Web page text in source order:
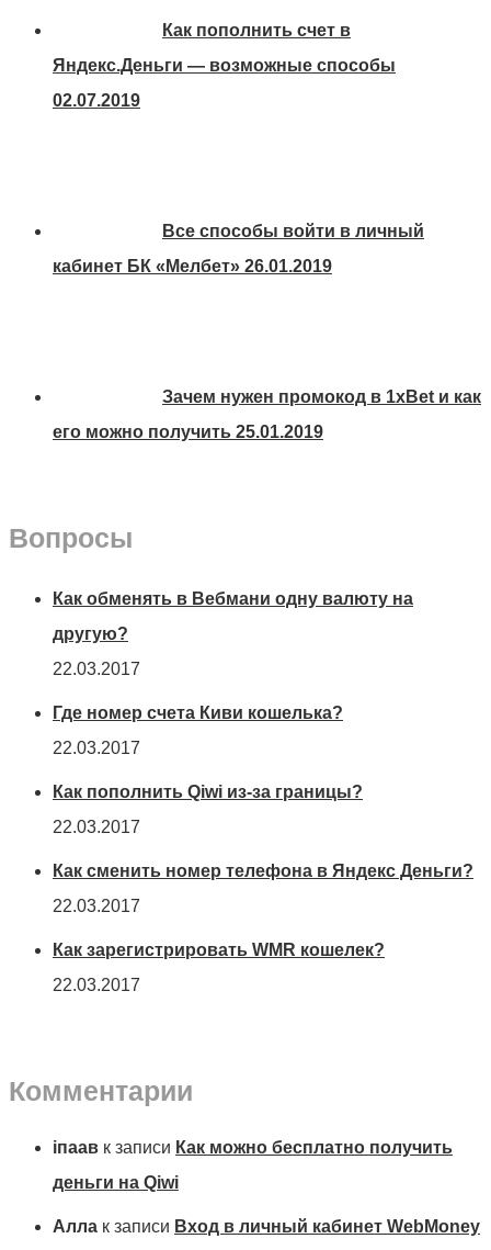
Как пополнить счет в
Яндекс.Деньги — возможные способы
02.07.2019
Все способы войти в личный
кабинет БК «Мелбет» 26.01.2019
Зачем нужен промокод в 1xBet и как
его можно получить 25.01.2019
Вопросы
Как обменять в Вебмани одну валюту на
другую?
22.03.2017
Где номер счета Киви кошелька?
22.03.2017
Как пополнить Qiwi из-за границы?
22.03.2017
Как сменить номер телефона в Яндекс Деньги?
22.03.2017
Как зарегистрировать WMR кошелек?
22.03.2017
Комментарии
іпаав к записи Как можно бесплатно получить
деньги на Qiwi
Алла к записи Вход в личный кабинет WebMoney